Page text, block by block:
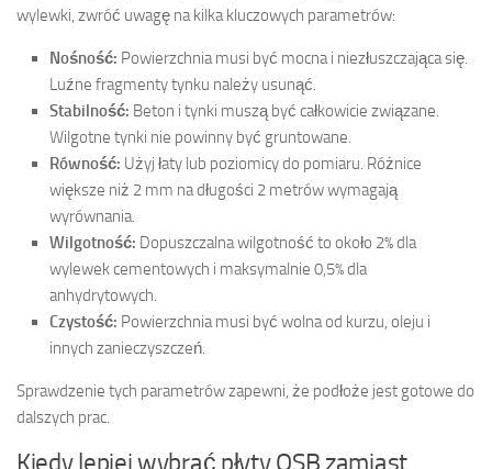
wylewki, zwróć uwagę na kilka kluczowych parametrów:
Nośność: Powierzchnia musi być mocna i niezłuszczająca się.
Luźne fragmenty tynku należy usunąć.
Stabilność: Beton i tynki muszą być całkowicie związane.
Wilgotne tynki nie powinny być gruntowane.
Równość: Użyj łaty lub poziomicy do pomiaru. Różnice
większe niż 2 mm na długości 2 metrów wymagają
wyrównania.
Wilgotność: Dopuszczalna wilgotność to około 2% dla
wylewek cementowych i maksymalnie 0,5% dla
anhydrytowych.
Czystość: Powierzchnia musi być wolna od kurzu, oleju i
innych zanieczyszczeń.
Sprawdzenie tych parametrów zapewni, że podłoże jest gotowe do
dalszych prac.
Kiedy lepiej wybrać płyty OSB zamiast